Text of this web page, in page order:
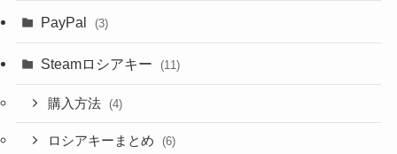
PayPal (3)
Steamロシアキー (11)
購入方法 (4)
ロシアキーまとめ (6)